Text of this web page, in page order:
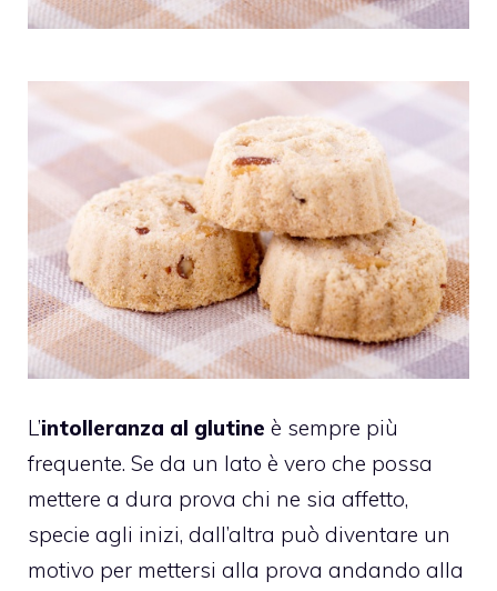
L’intolleranza al glutine è sempre più
frequente. Se da un lato è vero che possa
mettere a dura prova chi ne sia affetto,
specie agli inizi, dall’altra può diventare un
motivo per mettersi alla prova andando alla